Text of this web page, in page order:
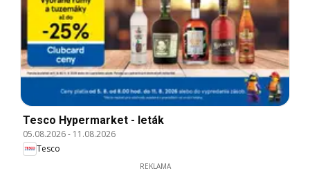
Tesco Hypermarket - leták
05.08.2026- 11.08.2026
Tesco
REKLAMA